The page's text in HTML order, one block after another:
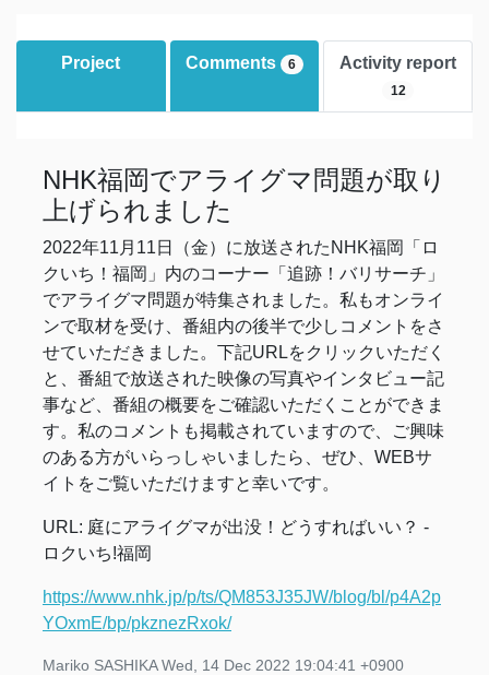
Project Comments 6 Activity report
12
NHK福岡でアライグマ問題が取り
上げられました
2022年11月11日（金）に放送されたNHK福岡「ロ
クいち！福岡」内のコーナー「追跡！バリサーチ」
でアライグマ問題が特集されました。私もオンライ
ンで取材を受け、番組内の後半で少しコメントをさ
せていただきました。下記URLをクリックいただく
と、番組で放送された映像の写真やインタビュー記
事など、番組の概要をご確認いただくことができま
す。私のコメントも掲載されていますので、ご興味
のある方がいらっしゃいましたら、ぜひ、WEBサ
イトをご覧いただけますと幸いです。
URL: 庭にアライグマが出没！どうすればいい？ -
ロクいち!福岡
https://www.nhk.jp/p/ts/QM853J35JW/blog/bl/p4A2p
YOxmE/bp/pkznezRxok/
Mariko SASHIKAWed, 14 Dec 2022 19:04:41 +0900